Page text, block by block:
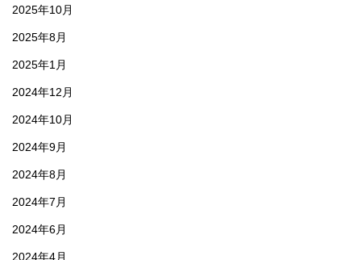
2025年10月
2025年8月
2025年1月
2024年12月
2024年10月
2024年9月
2024年8月
2024年7月
2024年6月
2024年4月